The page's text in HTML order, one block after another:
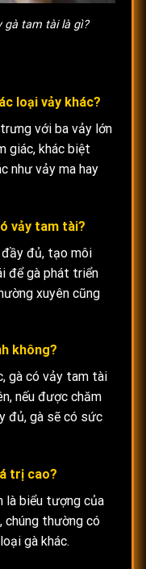
gà tam tài là gì?
loại vảy khác?
với ba vảy lớn
giác, khác biệt
như vảy ma hay
vảy tam tài?
đầy đủ, tạo môi
để gà phát triển
xuyên cũng
không?
gà có vảy tam tài
nếu được chăm
đủ, gà sẽ có sức
trị cao?
là biểu tượng của
chúng thường có
gà khác.